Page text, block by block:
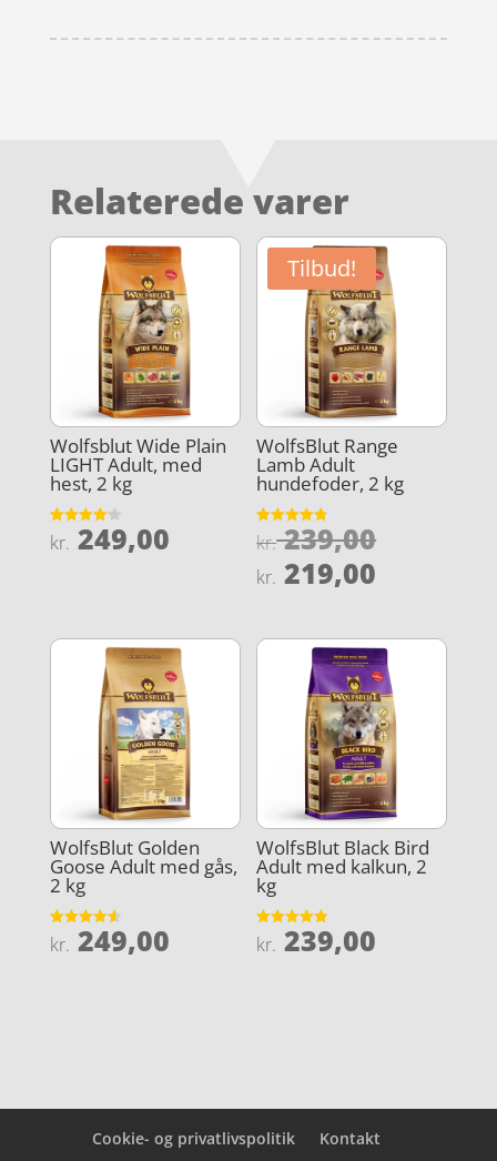
Relaterede varer
Wolfsblut Wide Plain
LIGHT Adult, med
hest, 2 kg
Vurderet
4.2
kr. 249,00
Tilbud!
WolfsBlut Range
Lamb Adult
hundefoder, 2 kg
Vurderet
4.8
kr.239,00Den
kr.
kr. 219,00
pris
er:
kr.
WolfsBlut Golden
Goose Adult med gås,
2 kg
Vurderet
4.6
kr. 249,00
WolfsBlut Black Bird
Adult med kalkun, 2
kg
Vurderet
4.9
kr. 239,00
Cookie- og privatlivspolitik Kontakt